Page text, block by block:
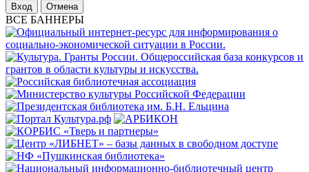
Отмена
ВСЕ БАННЕРЫ